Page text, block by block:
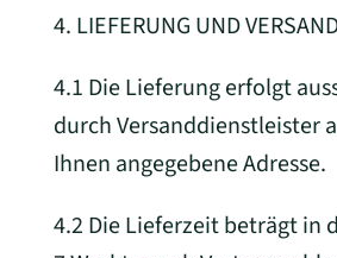
4. LIEFERUNG UND
4.1 Die Lieferung erfolgt
durch Versanddienstleister
Ihnen angegebene Adresse.
4.2 Die Lieferzeit beträgt in